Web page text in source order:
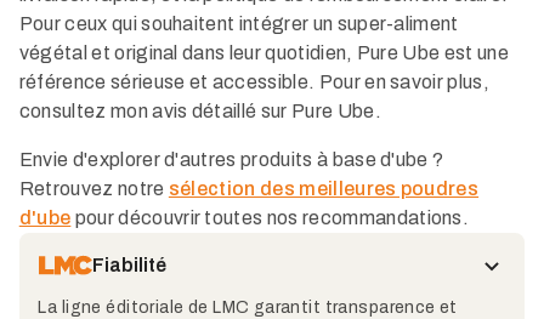
Pour ceux qui souhaitent intégrer un super-aliment
végétal et original dans leur quotidien, Pure Ube est une
référence sérieuse et accessible. Pour en savoir plus,
consultez mon avis détaillé sur Pure Ube.​
Envie d'explorer d'autres produits à base d'ube ?
Retrouvez notre sélection des meilleures poudres
d'ube pour découvrir toutes nos recommandations.
Fiabilité
La ligne éditoriale de LMC garantit transparence et